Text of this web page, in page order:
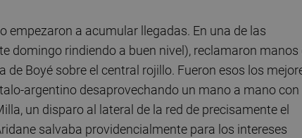
a acumular llegadas. En una de las
domingo rindiendo a buen nivel), reclamaron manos
de Boyé sobre el central rojillo. Fueron esos los
argentino desaprovechando un mano a mano con
un disparo al lateral de la red de precisamente el
salvaba providencialmente para los intereses